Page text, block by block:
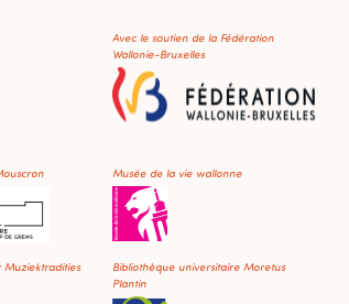
Avec le soutien de la Fédération
Wallonie-Bruxelles
Musée de la vie wallonne
Muziektradities
Bibliothèque universitaire Moretus
Plantin